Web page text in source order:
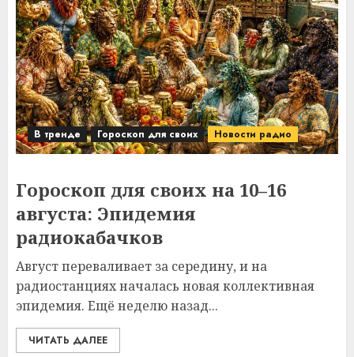
В тренде Гороскоп для своих Новости радио
Гороскоп для своих на 10–16
августа: Эпидемия
радиокабачков
Август переваливает за середину, и на
радиостанциях началась новая коллективная
эпидемия. Ещё неделю назад...
ЧИТАТЬ ДАЛЕЕ